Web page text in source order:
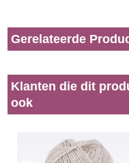
Gerelateerde
Klanten die dit
ook